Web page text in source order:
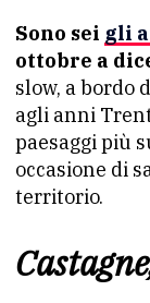
Sono sei gli
ottobre a
slow, a bordo
agli anni
paesaggi più
occasione di
territorio.